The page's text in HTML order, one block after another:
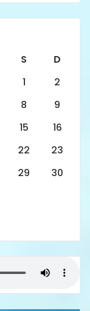
S
D
1
2
8
9
15
16
22
23
29
30